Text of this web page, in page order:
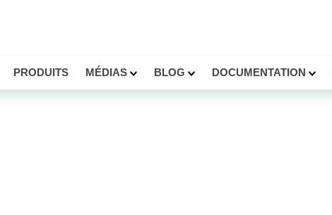
PRODUITS MÉDIAS BLOG DOCUMENTATION